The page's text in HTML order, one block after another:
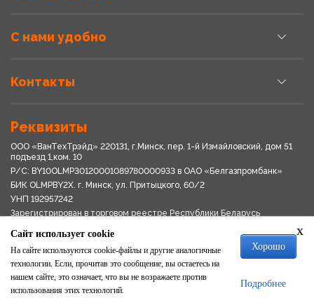
С нами удобно
Контакты
Реквизиты
ООО «ВанТехТрэйд» 220131, г.Минск, пер. 1-й Измайловский, дом 51
подъезд 1,ком. 10
Р/С: BY10OLMP30120001089780000933 в OАО «Белгазпромбанк»
БИК OLMPBY2X. г. Минск, ул. Притыцкого, 60/2
УНП 192957242
Зарегистрирован в торговом реестре Республики Беларусь
Свидетельство о регистрации № 192957242выдано 18.08.2017
Мингориспоплком
Политика обработки персональных данных
Положение о системе видеонаблюдения
Политика в отношении обработки файлов cookie
x
Сайт использует cookie
На сайте используются cookie-файлы и другие аналогичные
технологии. Если, прочитав это сообщение, вы остаетесь на
нашем сайте, это означает, что вы не возражаете против
использования этих технологий.
Хорошо
Подробнее